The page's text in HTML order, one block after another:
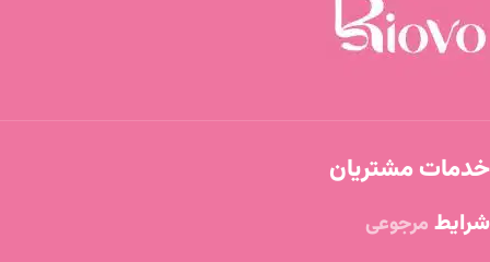
خدمات مشتریان
شرایط مرجوعی